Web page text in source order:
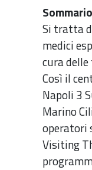
Sommario
Si tratta
medici
cura
Così il
Napoli 3
Marino
operatori
Visiting